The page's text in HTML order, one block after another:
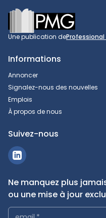
Footer
Une publication deProfessional
Informations
Annoncer
Signalez-nous des nouvelles
Emplois
À propos de nous
Suivez-nous
Ne manquez plus
ou une mise à jour